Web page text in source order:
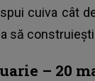
cuiva cât
să
– 20